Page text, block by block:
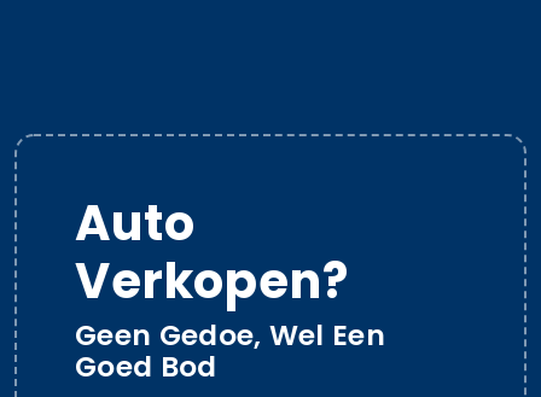
Auto
Verkopen?
Geen Gedoe, Wel Een
Goed Bod